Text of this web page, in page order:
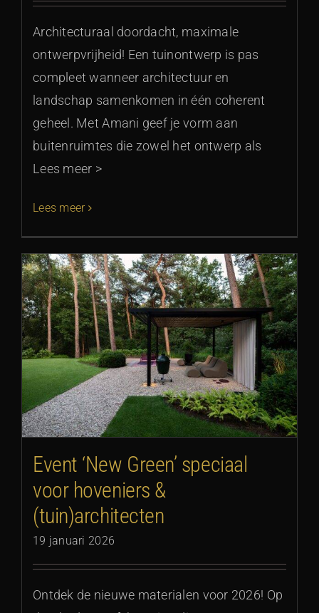
Architecturaal doordacht, maximale
ontwerpvrijheid! Een tuinontwerp is pas
compleet wanneer architectuur en
landschap samenkomen in één coherent
geheel. Met Amani geef je vorm aan
buitenruimtes die zowel het ontwerp als
Lees meer >
Lees meer
Event ‘New Green’ speciaal
voor hoveniers &
(tuin)architecten
19 januari 2026
Ontdek de nieuwe materialen voor 2026! Op